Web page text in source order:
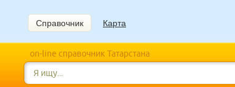
Справочник Карта
on-line справочник Татарстана